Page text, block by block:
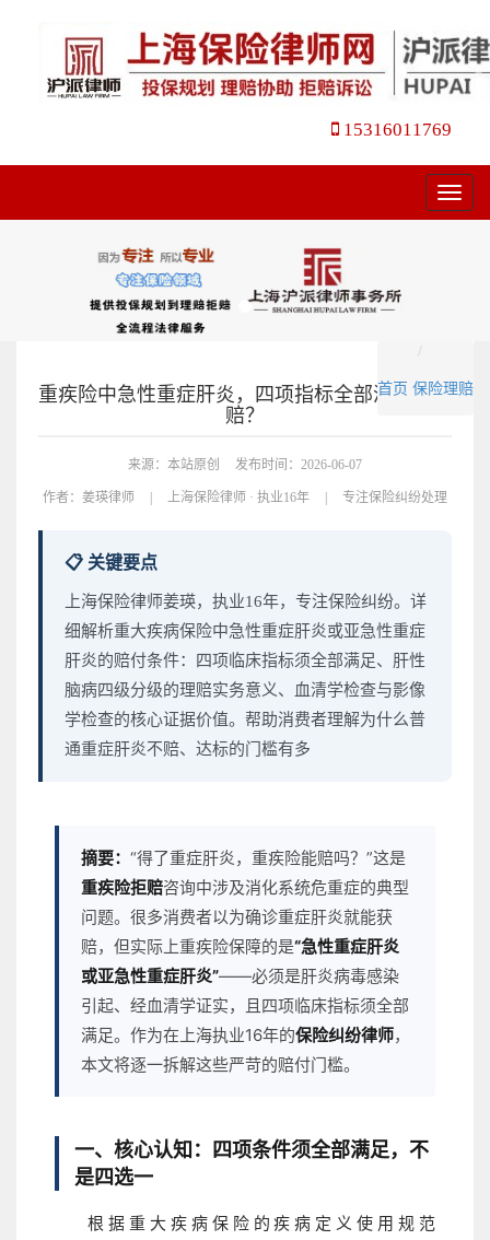
15316011769
菜
单
首页 保险理赔
重疾险中急性重症肝炎，四项指标全部满足才能
赔？
来源：本站原创 发布时间：2026-06-07
作者： 姜瑛律师 | 上海保险律师 · 执业16年 | 专注保险纠纷处理
📋 关键要点
上海保险律师姜瑛，执业16年，专注保险纠纷。详
细解析重大疾病保险中急性重症肝炎或亚急性重症
肝炎的赔付条件：四项临床指标须全部满足、肝性
脑病四级分级的理赔实务意义、血清学检查与影像
学检查的核心证据价值。帮助消费者理解为什么普
通重症肝炎不赔、达标的门槛有多
摘要： “得了重症肝炎，重疾险能赔吗？”这是
重疾险拒赔咨询中涉及消化系统危重症的典型
问题。很多消费者以为确诊重症肝炎就能获
赔，但实际上重疾险保障的是“急性重症肝炎
或亚急性重症肝炎”——必须是肝炎病毒感染
引起、经血清学证实，且四项临床指标须全部
满足。作为在上海执业16年的保险纠纷律师，
本文将逐一拆解这些严苛的赔付门槛。
一、核心认知：四项条件须全部满足，不
是四选一
根据重大疾病保险的疾病定义使用规范